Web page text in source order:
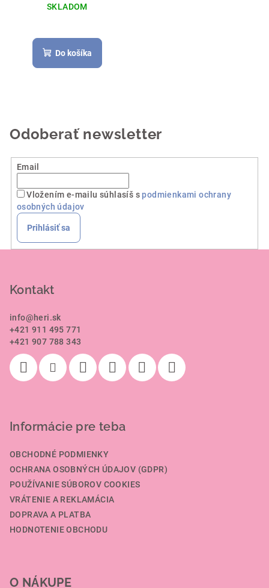
SKLADOM
Do košíka
Odoberať newsletter
Email
Vložením e-mailu súhlasíš spodmienkami ochrany
osobných údajov
Prihlásiť sa
Kontakt
info@heri.sk
+421 911 495 771
+421 907 788 343
Informácie pre teba
OBCHODNÉ PODMIENKY
OCHRANA OSOBNÝCH ÚDAJOV (GDPR)
POUŽÍVANIE SÚBOROV COOKIES
VRÁTENIE A REKLAMÁCIA
DOPRAVA A PLATBA
HODNOTENIE OBCHODU
O NÁKUPE